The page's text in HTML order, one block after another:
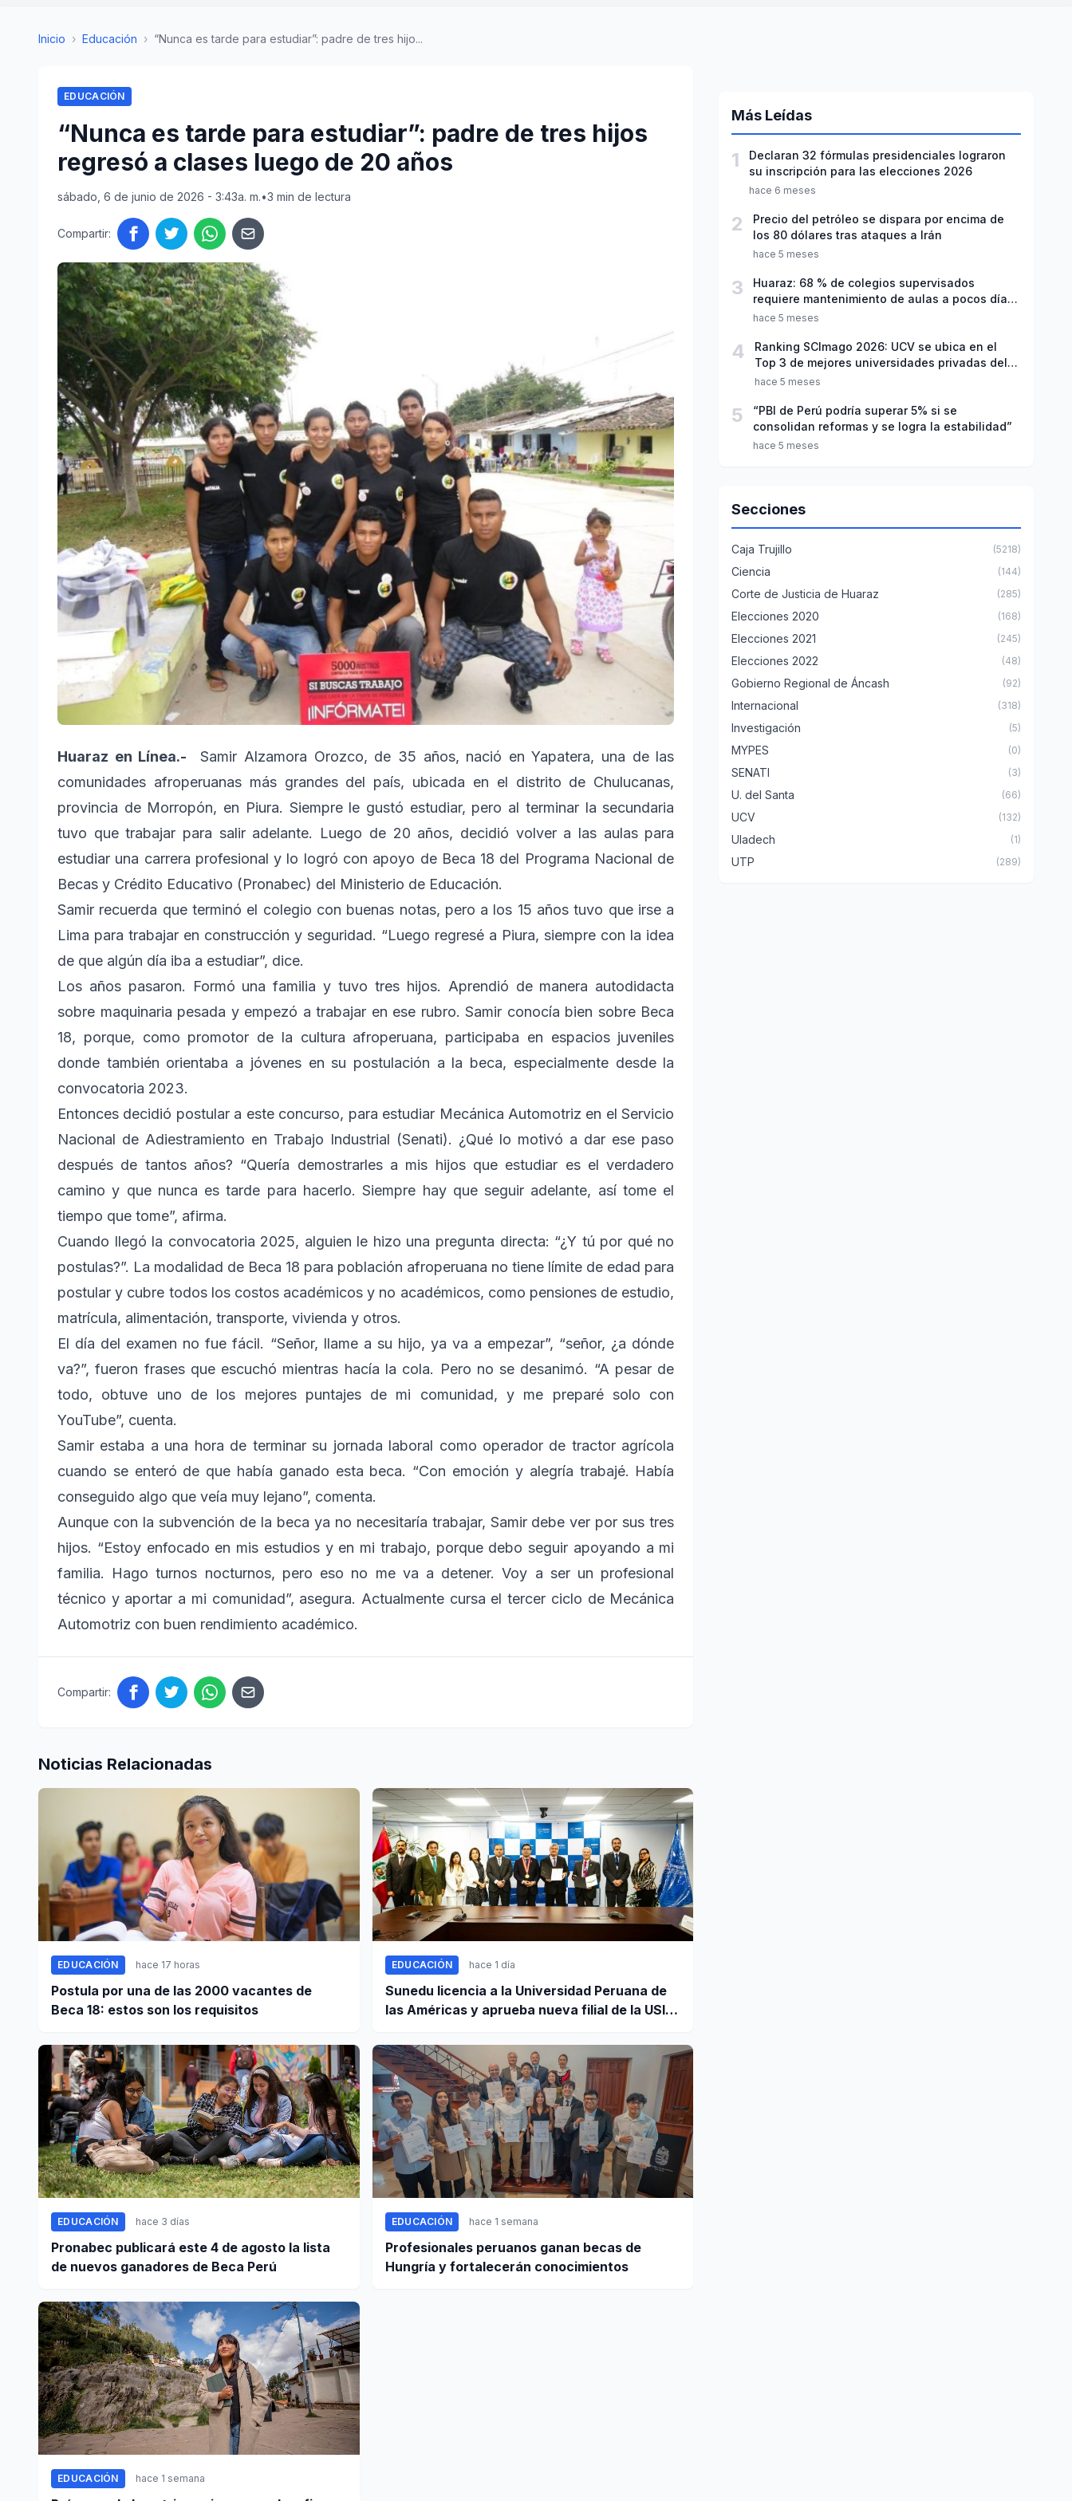
Inicio › Educación › “Nunca es tarde para estudiar”: padre de tres hijo...
EDUCACIÓN
“Nunca es tarde para estudiar”: padre de tres hijos
regresó a clases luego de 20 años
sábado, 6 de junio de 2026 - 3:43a. m.•3 min de lectura
Compartir:
Huaraz en Línea.- Samir Alzamora Orozco, de 35 años, nació en Yapatera, una de las
comunidades afroperuanas más grandes del país, ubicada en el distrito de Chulucanas,
provincia de Morropón, en Piura. Siempre le gustó estudiar, pero al terminar la secundaria
tuvo que trabajar para salir adelante. Luego de 20 años, decidió volver a las aulas para
estudiar una carrera profesional y lo logró con apoyo de Beca 18 del Programa Nacional de
Becas y Crédito Educativo (Pronabec) del Ministerio de Educación.
Samir recuerda que terminó el colegio con buenas notas, pero a los 15 años tuvo que irse a
Lima para trabajar en construcción y seguridad. “Luego regresé a Piura, siempre con la idea
de que algún día iba a estudiar”, dice.
Los años pasaron. Formó una familia y tuvo tres hijos. Aprendió de manera autodidacta
sobre maquinaria pesada y empezó a trabajar en ese rubro. Samir conocía bien sobre Beca
18, porque, como promotor de la cultura afroperuana, participaba en espacios juveniles
donde también orientaba a jóvenes en su postulación a la beca, especialmente desde la
convocatoria 2023.
Entonces decidió postular a este concurso, para estudiar Mecánica Automotriz en el Servicio
Nacional de Adiestramiento en Trabajo Industrial (Senati). ¿Qué lo motivó a dar ese paso
después de tantos años? “Quería demostrarles a mis hijos que estudiar es el verdadero
camino y que nunca es tarde para hacerlo. Siempre hay que seguir adelante, así tome el
tiempo que tome”, afirma.
Cuando llegó la convocatoria 2025, alguien le hizo una pregunta directa: “¿Y tú por qué no
postulas?”. La modalidad de Beca 18 para población afroperuana no tiene límite de edad para
postular y cubre todos los costos académicos y no académicos, como pensiones de estudio,
matrícula, alimentación, transporte, vivienda y otros.
El día del examen no fue fácil. “Señor, llame a su hijo, ya va a empezar”, “señor, ¿a dónde
va?”, fueron frases que escuchó mientras hacía la cola. Pero no se desanimó. “A pesar de
todo, obtuve uno de los mejores puntajes de mi comunidad, y me preparé solo con
YouTube”, cuenta.
Samir estaba a una hora de terminar su jornada laboral como operador de tractor agrícola
cuando se enteró de que había ganado esta beca. “Con emoción y alegría trabajé. Había
conseguido algo que veía muy lejano”, comenta.
Aunque con la subvención de la beca ya no necesitaría trabajar, Samir debe ver por sus tres
hijos. “Estoy enfocado en mis estudios y en mi trabajo, porque debo seguir apoyando a mi
familia. Hago turnos nocturnos, pero eso no me va a detener. Voy a ser un profesional
técnico y aportar a mi comunidad”, asegura. Actualmente cursa el tercer ciclo de Mecánica
Automotriz con buen rendimiento académico.
Compartir:
Noticias Relacionadas
EDUCACIÓN hace 17 horas
Postula por una de las 2000 vacantes de
Beca 18: estos son los requisitos
EDUCACIÓN hace 1 día
Sunedu licencia a la Universidad Peruana de
las Américas y aprueba nueva filial de la USIL
EDUCACIÓN hace 3 días
Pronabec publicará este 4 de agosto la lista
de nuevos ganadores de Beca Perú
EDUCACIÓN hace 1 semana
Profesionales peruanos ganan becas de
Hungría y fortalecerán conocimientos
EDUCACIÓN hace 1 semana
Más Leídas
1
Declaran 32 fórmulas presidenciales lograron
su inscripción para las elecciones 2026
hace 6 meses
2
Precio del petróleo se dispara por encima de
los 80 dólares tras ataques a Irán
hace 5 meses
3
Huaraz: 68 % de colegios supervisados
requiere mantenimiento de aulas a pocos días
de inicio del año escolar 2026
hace 5 meses
4
Ranking SCImago 2026: UCV se ubica en el
Top 3 de mejores universidades privadas del
Perú
hace 5 meses
5
“PBI de Perú podría superar 5% si se
consolidan reformas y se logra la estabilidad”
hace 5 meses
Secciones
Caja Trujillo (5218)
Ciencia (144)
Corte de Justicia de Huaraz (285)
Elecciones 2020 (168)
Elecciones 2021 (245)
Elecciones 2022 (48)
Gobierno Regional de Áncash (92)
Internacional (318)
Investigación (5)
MYPES (0)
SENATI (3)
U. del Santa (66)
UCV (132)
Uladech (1)
UTP (289)